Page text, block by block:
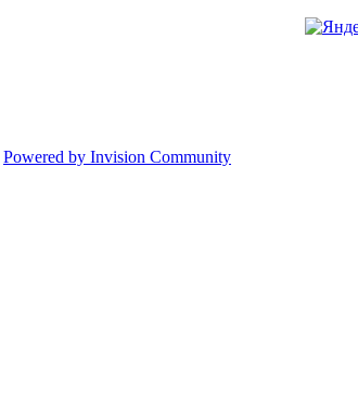
Powered by Invision Community